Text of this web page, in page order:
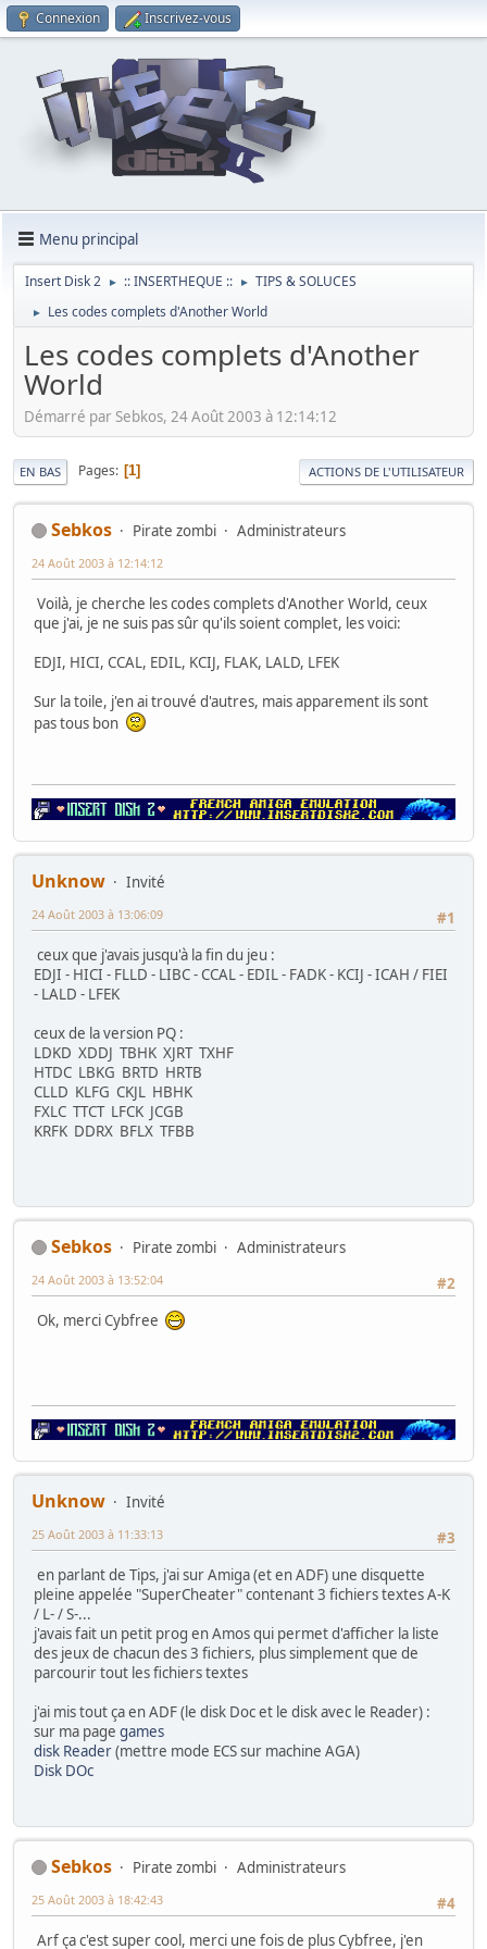
Connexion Inscrivez-vous
Menu principal
Insert Disk 2 ► :: INSERTHEQUE :: ► TIPS & SOLUCES
► Les codes complets d'Another World
Les codes complets d'Another
World
Démarré par Sebkos, 24 Août 2003 à 12:14:12
EN BAS Pages 1 ACTIONS DE L'UTILISATEUR
Sebkos Pirate zombi Administrateurs
24 Août 2003 à 12:14:12
Voilà, je cherche les codes complets d'Another World, ceux
que j'ai, je ne suis pas sûr qu'ils soient complet, les voici:
EDJI, HICI, CCAL, EDIL, KCIJ, FLAK, LALD, LFEK
Sur la toile, j'en ai trouvé d'autres, mais apparement ils sont
pas tous bon
Unknow
Invité
#1
24 Août 2003 à 13:06:09
ceux que j'avais jusqu'à la fin du jeu :
EDJI - HICI - FLLD - LIBC - CCAL - EDIL - FADK - KCIJ - ICAH / FIEI
- LALD - LFEK
ceux de la version PQ :
LDKD XDDJ TBHK XJRT TXHF
HTDC LBKG BRTD HRTB
CLLD KLFG CKJL HBHK
FXLC TTCT LFCK JCGB
KRFK DDRX BFLX TFBB
Sebkos Pirate zombi
Administrateurs
#2
24 Août 2003 à 13:52:04
Ok, merci Cybfree
Unknow
Invité
#3
25 Août 2003 à 11:33:13
en parlant de Tips, j'ai sur Amiga (et en ADF) une disquette
pleine appelée "SuperCheater" contenant 3 fichiers textes A-K
/ L- / S-...
j'avais fait un petit prog en Amos qui permet d'afficher la liste
des jeux de chacun des 3 fichiers, plus simplement que de
parcourir tout les fichiers textes
j'ai mis tout ça en ADF (le disk Doc et le disk avec le Reader) :
sur ma page games
disk Reader(mettre mode ECS sur machine AGA)
Disk DOc
Sebkos Pirate zombi
Administrateurs
#4
25 Août 2003 à 18:42:43
Arf ça c'est super cool, merci une fois de plus Cybfree, j'en